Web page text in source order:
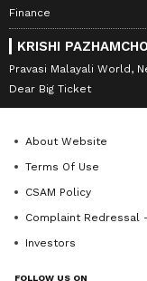
Finance
KRISHI
Pravasi Malayali World,
Dear Big Ticket
About Website
Terms Of Use
CSAM Policy
Complaint Redressal
Investors
FOLLOW US ON